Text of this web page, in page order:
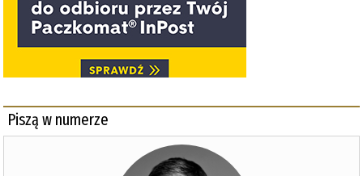
Piszą w numerze